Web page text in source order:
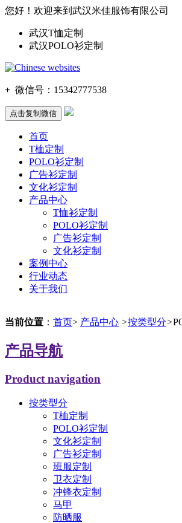
您好！欢迎来到武汉米佳服饰有限公司
武汉T恤定制
武汉POLO衫定制
+ 微信号： 15342777538
点击复制微信
首页
T桖定制
POLO衫定制
广告衫定制
文化衫定制
产品中心
T恤衫定制
POLO衫定制
广告衫定制
文化衫定制
案例中心
行业动态
关于我们
当前位置 ： 首页> 产品中心 >按类型分>
产品导航
Product navigation
按类型分
T桖定制
POLO衫定制
文化衫定制
广告衫定制
班服定制
卫衣定制
冲锋衣定制
马甲
防晒服